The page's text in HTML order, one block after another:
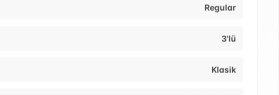
Regular
3'lü
Klasik